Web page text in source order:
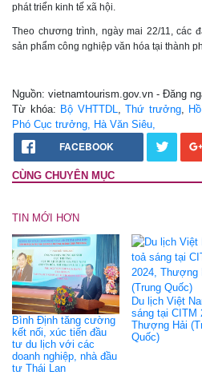
phát triển kinh tế xã hội.
Theo chương trình, ngày mai 22/11, các
sản phẩm công nghiệp văn hóa tại thành
Nguồn: vietnamtourism.gov.vn - Đăng
Từ khóa: Bộ VHTTDL ,Thứ trưởng,
Phó Cục trưởng, Hà Văn Siêu,
FACEBOOK
CÙNG CHUYÊN MỤC
TIN MỚI HƠN
Bình Định tăng cường
kết nối, xúc tiến đầu
tư du lịch với các
doanh nghiệp, nhà đầu
tư Thái Lan
Du lịch Việt
sáng tại CITM
Thượng Hải
Quốc)